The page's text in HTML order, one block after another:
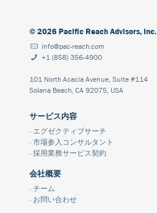
©2026Pacific Reach Advisors, Inc.
info@pac-reach.com
+1 (858) 356-4900
101 North Acacia Avenue, Suite #114
Solana Beach, CA 92075, USA
サービス内容
· エグゼクティブサーチ
· 市場参入コンサルタント
· 採用業務サービス契約
会社概要
· チーム
· お問い合わせ